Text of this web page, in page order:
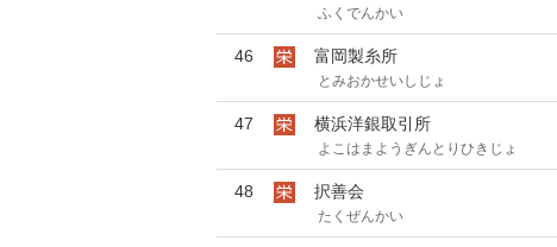
ふくでんかい
46 富岡製糸所
とみおかせいしじょ
47 横浜洋銀取引所
よこはまようぎんとりひきじょ
48 択善会
たくぜんかい